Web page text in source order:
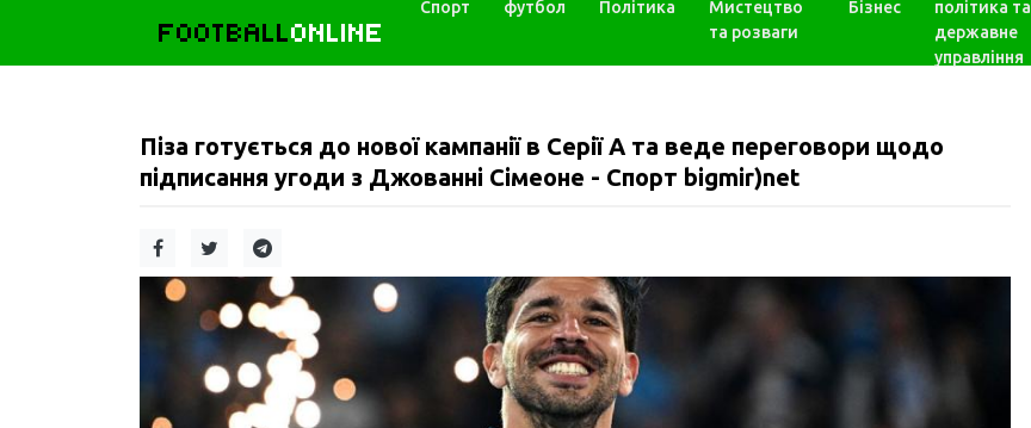
FOOTBALLONLINE
Спорт футбол Політика
Мистецтво
та розваги
Бізнес
політика та
державне
управління
Піза готується до нової кампанії в Серії А та веде переговори щодо
підписання угоди з Джованні Сімеоне - Спорт bigmir)net